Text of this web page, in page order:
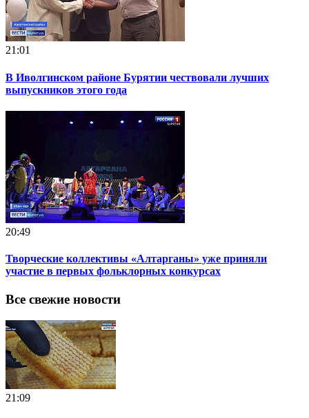
21:01
В Иволгинском районе Бурятии чествовали лучших
выпускников этого года
20:49
Творческие коллективы «Алтарганы» уже приняли
участие в первых фольклорных конкурсах
Все свежие новости
21:09